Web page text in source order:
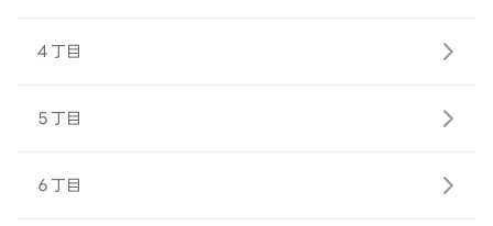
４丁目
５丁目
６丁目